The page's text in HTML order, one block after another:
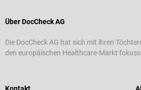
Über DocCheck AG
Die DocCheck AG hat sich mit ihren
den europäischen Healthcare-Markt